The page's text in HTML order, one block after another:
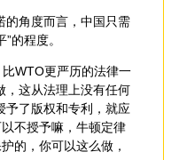
角度而言，中国只需
的程度。
WTO更严历的法律一
，这从法理上没有任何
予了版权和专利，就应
不授予嘛，牛顿定律
的，你可以这么做，